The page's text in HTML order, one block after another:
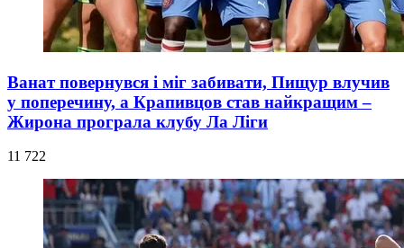
Ванат повернувся і міг забивати, Пищур влучив
у поперечину, а Крапивцов став найкращим –
Жирона програла клубу Ла Ліги
11 722